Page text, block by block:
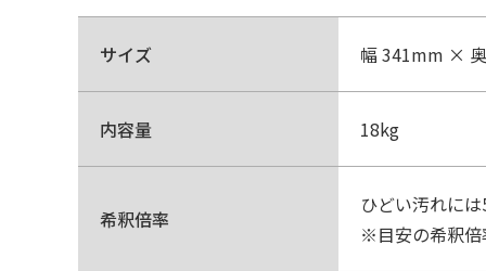
サイズ 幅 341mm ×
内容量 18kg
希釈倍率
ひどい汚れに
※目安の希釈倍